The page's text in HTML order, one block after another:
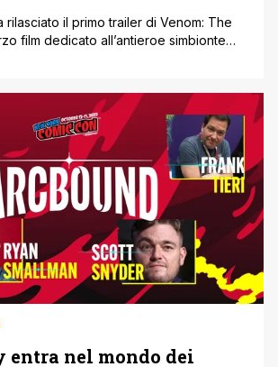
rilasciato il primo trailer di Venom: The
film dedicato all’antieroe simbionte
Venom. Ancora una volta, Hardy torna a
Eddie Brock, un giornalista [']
entra nel mondo dei